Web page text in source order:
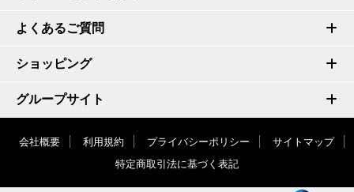
よくあるご質問
ショッピング
グループサイト
会社概要 利用規約 プライバシーポリシー
サイトマップ
特定商取引法に基づく表記